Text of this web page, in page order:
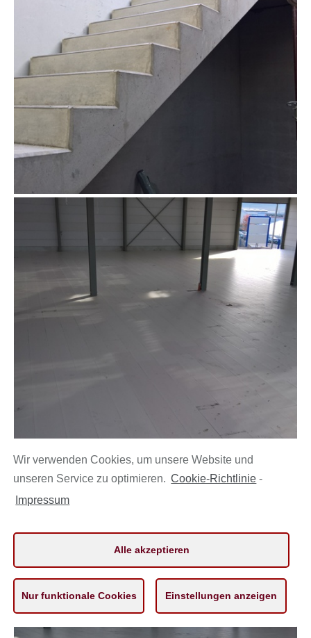
Wir verwenden Cookies, um unsere Website und
unseren Service zu optimieren. Cookie-Richtlinie -
Impressum
Alle akzeptieren
Nur funktionale Cookies Einstellungen anzeigen